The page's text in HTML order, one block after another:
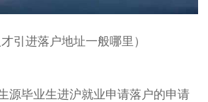
才引进落户地址一般哪里）
源毕业生进沪就业申请落户的申请